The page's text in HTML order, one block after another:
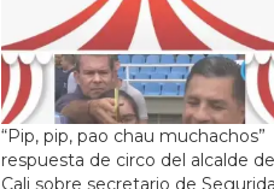
“Pip, pip, pao chau muchachos”
respuesta de circo del alcalde
Cali sobre secretario de